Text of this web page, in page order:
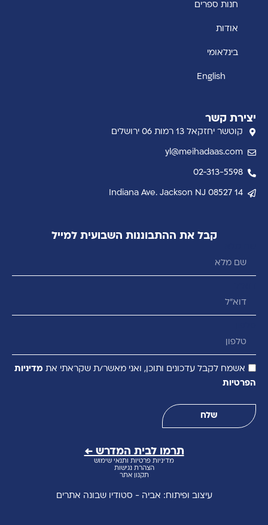
חנות ספרים
אודות
בינלאומי
English
יצירת קשר
קוטשר יחזקאל 13 רמות 06 ירושלים
yl@meihadaas.com
02-313-5598
14 Indiana Ave. Jackson NJ 08527
קבל את ההתבוננות השבועית למייל
אשמח לקבל עדכונים ותוכן, ואני מאשר/ת שקראתי את מדיניות
הפרטיות
שלח
תרמו לבית המדרש ←
מדיניות פרטיות ותנאי שימוש
הצהרת נגישות
תקנון אתר
עיצוב ופיתוח: אביה - סטודיו שבונה אתרים